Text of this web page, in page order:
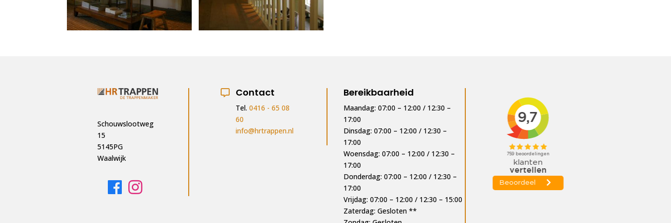
Schouwslootweg
15
5145PG
Waalwijk
Contact
Tel. 0416 - 65 08
60
info@hrtrappen.nl
Bereikbaarheid
Maandag: 07:00 – 12:00 / 12:30 –
17:00
Dinsdag: 07:00 – 12:00 / 12:30 –
17:00
Woensdag: 07:00 – 12:00 / 12:30 –
17:00
Donderdag: 07:00 – 12:00 / 12:30 –
17:00
Vrijdag: 07:00 – 12:00 / 12:30 – 15:00
Zaterdag: Gesloten **